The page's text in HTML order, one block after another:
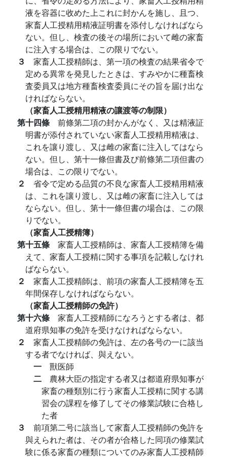
液を容器に收めた上これに封かんを施し、且つ、
家畜人工授精用精液証明書を添付しなければなら
ない。但し、検査の後その場所において雌の家畜
に注入する場合は、この限りでない。
３ 家畜人工授精師は、第一項の検査の結果省令で
定める異常を発見したときは、すみやかに種畜検
査委員又は地方種畜検査委員にその旨を届け出な
ければならない。
（家畜人工授精用精液の讓渡等の制限）
第十四條 前條第二項の封かんがなく、又は精液証
明書が添付されていない家畜人工授精用精液は、
これを讓り渡し、又は雌の家畜に注入してはなら
ない。但し、第十一條但書及び前條第二項但書の
場合は、この限りでない。
２ 省令で定める品質の不良な家畜人工授精用精液
は、これを讓り渡し、又は雌の家畜に注入しては
ならない。但し、第十一條但書の場合は、この限
りでない。
（家畜人工授精簿）
第十五條 家畜人工授精師は、家畜人工授精簿を備
えて、家畜人工授精に関する事項を記載しなけれ
ばならない。
２ 家畜人工授精師は、前項の家畜人工授精簿を五
年間保存しなければならない。
（家畜人工授精師の免許）
第十六條 家畜人工授精師になろうとする者は、都
道府県知事の免許を受けなければならない。
２ 家畜人工授精師の免許は、左の各号の一に該当
する者でなければ、與えない。
一 獸医師
二 農林大臣の指定する者又は都道府県知事が
家畜の種類別に行う家畜人工授精に関する講
習会の課程を修了してその修業試験に合格し
た者
３ 前項第二号に該当して家畜人工授精師の免許を
與えられた者は、その者が合格した同項の修業試
験に係る家畜の種類についてのみ家畜人工授精師